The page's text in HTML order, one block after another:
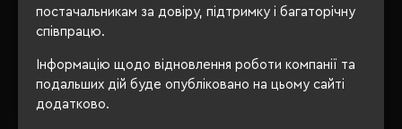
постачальникам за довіру, підтримку і багаторічну
співпрацю.
Інформацію щодо відновлення роботи компанії та
подальших дій буде опубліковано на цьому сайті
додатково.
РЕКОМЕНДУЄМО